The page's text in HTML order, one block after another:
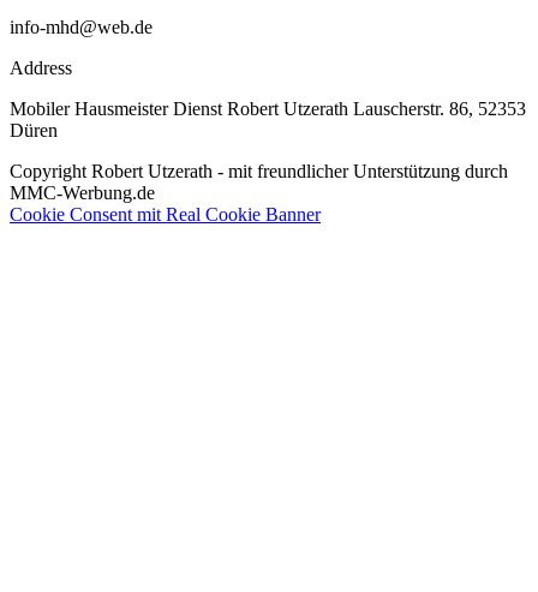
info-mhd@web.de
Address
Mobiler Hausmeister Dienst Robert Utzerath Lauscherstr. 86, 52353
Düren
Copyright Robert Utzerath - mit freundlicher Unterstützung durch
MMC-Werbung.de
Cookie Consent mit Real Cookie Banner